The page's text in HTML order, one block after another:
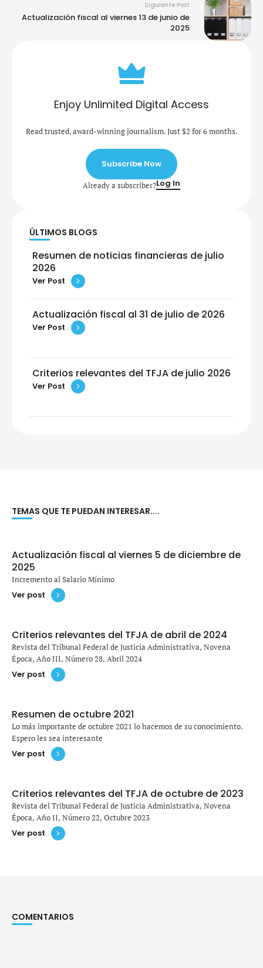
Siguiente Post
Actualización fiscal al viernes 13 de junio de
2025
Enjoy Unlimited Digital Access
Read trusted, award-winning journalism. Just $2 for 6 months.
Subscribe Now
Already a subscriber?Log In
ÚLTIMOS BLOGS
Resumen de noticias financieras de julio
2026
Ver Post
Actualización fiscal al 31 de julio de 2026
Ver Post
Criterios relevantes del TFJA de julio 2026
Ver Post
TEMAS QUE TE PUEDAN INTERESAR....
Actualización fiscal al viernes 5 de diciembre de
2025
Incremento al Salario Mínimo
Ver post
Criterios relevantes del TFJA de abril de 2024
Revista del Tribunal Federal de Justicia Administrativa, Novena
Época, Año III, Número 28, Abril 2024
Ver post
Resumen de octubre 2021
Lo más importante de octubre 2021 lo hacemos de su conocimiento.
Espero les sea interesante
Ver post
Criterios relevantes del TFJA de octubre de 2023
Revista del Tribunal Federal de Justicia Administrativa, Novena
Época, Año II, Número 22, Octubre 2023
Ver post
COMENTARIOS